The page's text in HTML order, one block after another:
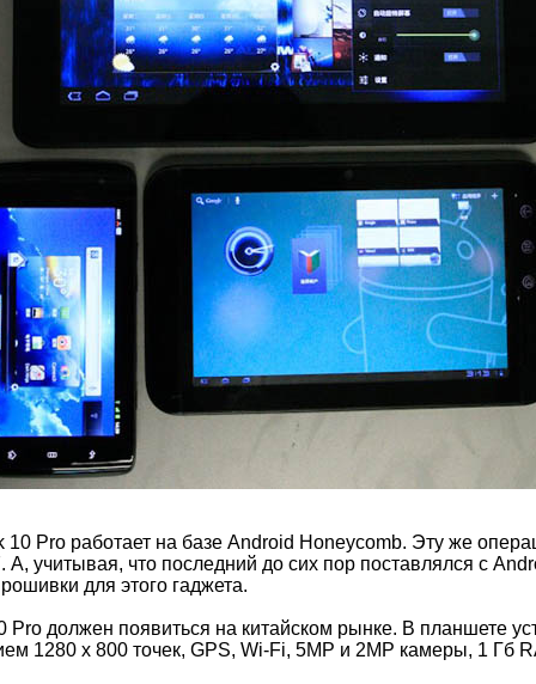
Pro работает на базе Android Honeycomb. Эту же
учитывая, что последний до сих пор поставлялся с
для этого гаджета.
Pro должен появиться на китайском рынке. В планшете
1280 x 800 точек, GPS, Wi-Fi, 5MP и 2MP камеры, 1 Гб